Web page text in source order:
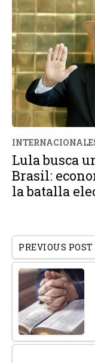
Lula busca
Brasil:
la batalla
PREVIOUS POST